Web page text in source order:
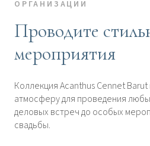
ОРГАНИЗАЦИИ
Проводите
мероприятия
Коллекция Acanthus Cennet
атмосферу для проведения
деловых встреч до особых
свадьбы.